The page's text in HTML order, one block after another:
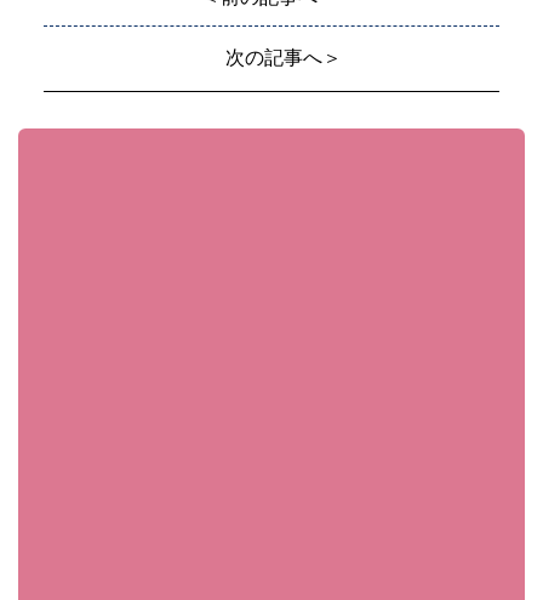
次の記事へ＞